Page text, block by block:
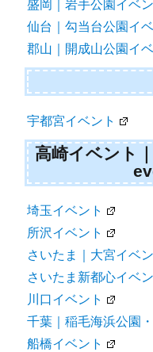
盛岡｜岩手公園イベ
仙台｜勾当台公園イ
郡山｜開成山公園イ
宇都宮イベント
高崎イベント
埼玉イベント
所沢イベント
さいたま｜大宮イベ
さいたま新都心イベ
川口イベント
千葉｜稲毛海浜公園
船橋イベント